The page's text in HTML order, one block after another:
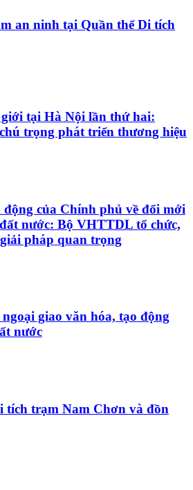
an ninh tại Quần thể Di tích
tại Hà Nội lần thứ hai:
trọng phát triển thương hiệu
của Chính phủ về đổi mới
nước: Bộ VHTTDL tổ chức,
pháp quan trọng
giao văn hóa, tạo động
nước
tích trạm Nam Chơn và đồn